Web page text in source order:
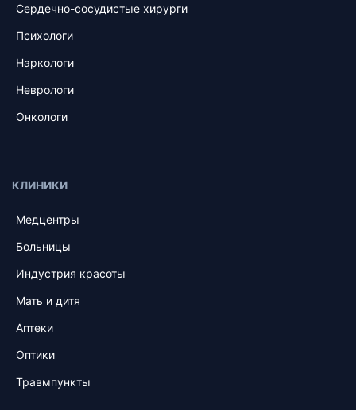
Сердечно-сосудистые хирурги
Психологи
Наркологи
Неврологи
Онкологи
КЛИНИКИ
Медцентры
Больницы
Индустрия красоты
Мать и дитя
Аптеки
Оптики
Травмпункты